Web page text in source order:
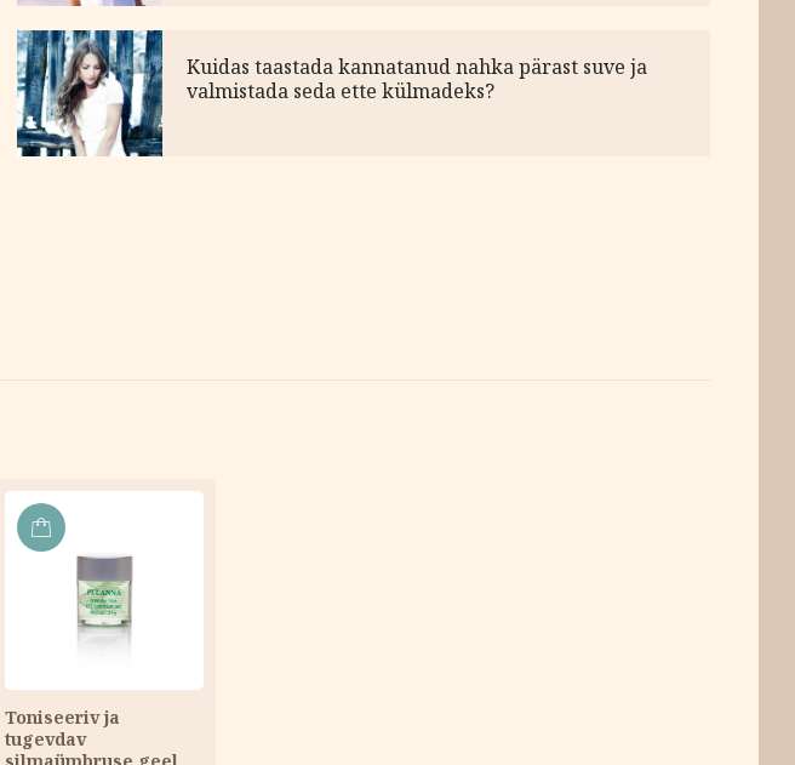
Kuidas taastada kannatanud nahka pärast suve ja
valmistada seda ette külmadeks?
Toniseeriv ja
tugevdav
LISA
KORVI